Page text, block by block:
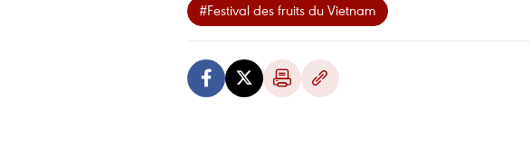
#Festival des fruits du Vietnam